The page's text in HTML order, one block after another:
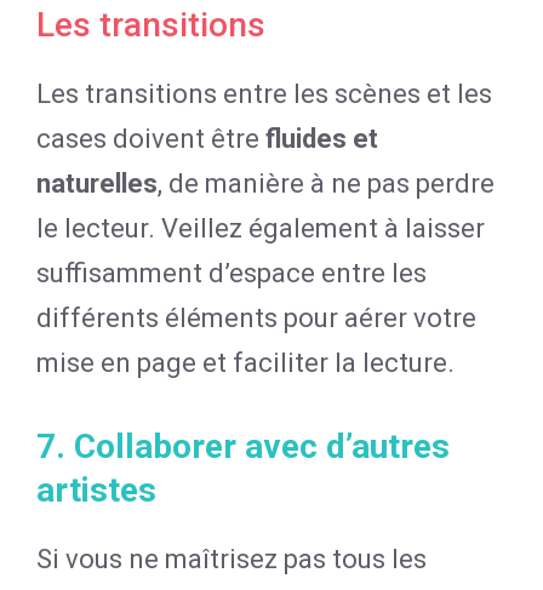
Les transitions
Les transitions entre les scènes et les
cases doivent être fluides et
naturelles, de manière à ne pas perdre
le lecteur. Veillez également à laisser
suffisamment d’espace entre les
différents éléments pour aérer votre
mise en page et faciliter la lecture.
7. Collaborer avec d’autres
artistes
Si vous ne maîtrisez pas tous les